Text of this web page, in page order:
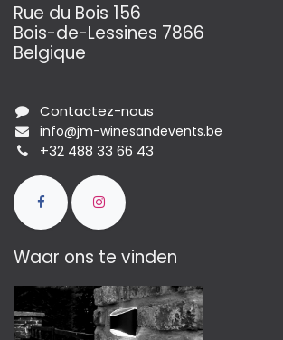
Rue du Bois 156
Bois-de-Lessines 7866
Belgique
Contactez-nous
info@jm-winesandevents.be
+32 488 33 66 43
Waar ons te vinden